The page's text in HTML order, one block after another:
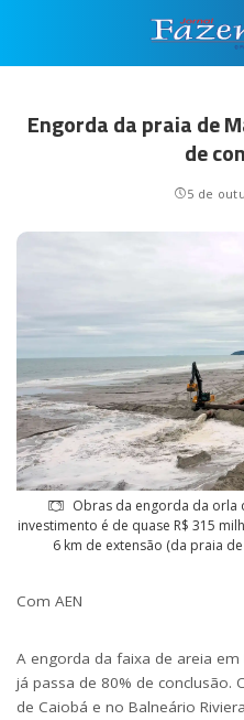
Engorda da praia de
de
5 de
Obras da engorda da orla
investimento é de quase R$ 315
6 km de extensão (da praia
Com AEN
A engorda da faixa de areia
já passa de 80% de conclusão.
de Caiobá e no Balneário